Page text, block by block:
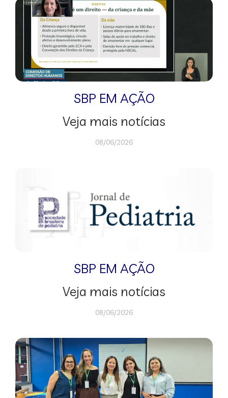
SBP EM AÇÃO
Veja mais notícias
08/06/2026
SBP EM AÇÃO
Veja mais notícias
08/06/2026